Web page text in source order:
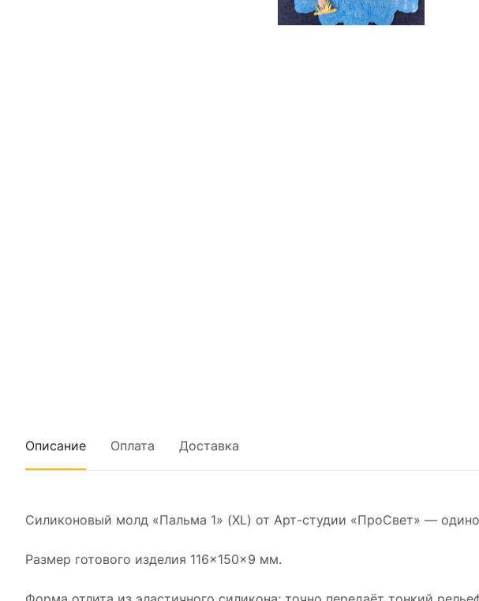
Описание Оплата Доставка
Силиконовый молд «Пальма 1» (XL) от Арт-студии «ПроСвет» —
Размер готового изделия 116×150×9 мм.